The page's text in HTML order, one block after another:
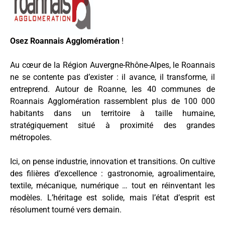
Osez Roannais Agglomération !
Au cœur de la Région Auvergne-Rhône-Alpes, le Roannais
ne se contente pas d’exister : il avance, il transforme, il
entreprend. Autour de Roanne, les 40 communes de
Roannais Agglomération rassemblent plus de 100 000
habitants dans un territoire à taille humaine,
stratégiquement situé à proximité des grandes
métropoles.
Ici, on pense industrie, innovation et transitions. On cultive
des filières d’excellence : gastronomie, agroalimentaire,
textile, mécanique, numérique … tout en réinventant les
modèles. L’héritage est solide, mais l’état d’esprit est
résolument tourné vers demain.